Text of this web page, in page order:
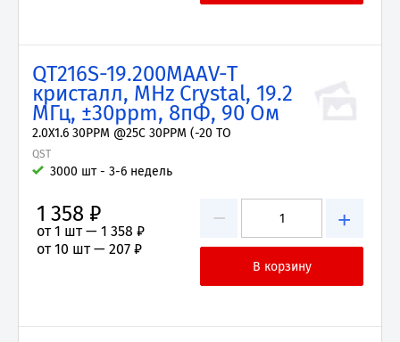
QT216S-19.200MAAV-T
кристалл, MHz Crystal, 19.2
МГц, ±30ppm, 8пФ, 90 Ом
2.0X1.6 30PPM @25C 30PPM (-20 TO
QST
3000 шт - 3-6 недель
− +
1 358 ₽
от 1 шт — 1 358 ₽
от 10 шт — 207 ₽